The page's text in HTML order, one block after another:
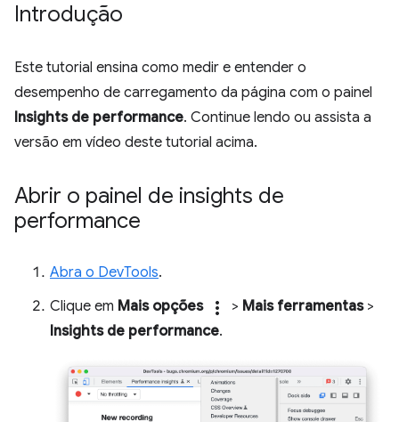
Introdução
Este tutorial ensina como medir e entender o
desempenho de carregamento da página com o painel
Insights de performance. Continue lendo ou assista a
versão em vídeo deste tutorial acima.
Abrir o painel de insights de
performance
Abra o DevTools.
Clique em Mais opções more_vert > Mais ferramentas>
Insights de performance.